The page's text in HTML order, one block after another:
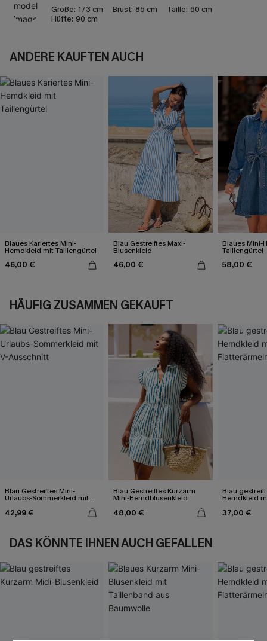
Größe: 173 cm Brust: 85 cm Taille: 60 cm
Hüfte: 90 cm
ANDERE KAUFTEN AUCH
Blaues Kariertes Mini-
Hemdkleid mit Taillengürtel
46,00 €
Blau Gestreiftes Maxi-
Blusenkleid
46,00 €
Blaues Mini-
Taillengürtel
58,00 €
HÄUFIG ZUSAMMEN GEKAUFT
Blau Gestreiftes Mini-
Urlaubs-Sommerkleid mit V-
42,99 €
Blau Gestreiftes Kurzarm
Mini-Hemdblusenkleid
48,00 €
Blau
Hemdkleid
37,00 €
DAS KÖNNTE IHNEN AUCH GEFALLEN